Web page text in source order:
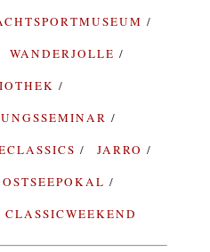
WANDERJOLLE
JARRO
OSTSEEPOKAL
CLASSICWEEKEND